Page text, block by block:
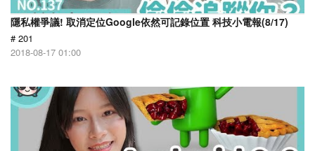
隱私權爭議! 取消定位Google依然可記錄位置 科技小電報(8/17)
# 201
2018-08-17 01:00